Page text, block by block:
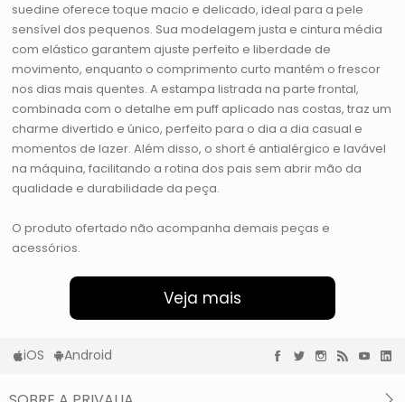
suedine oferece toque macio e delicado, ideal para a pele
sensível dos pequenos. Sua modelagem justa e cintura média
com elástico garantem ajuste perfeito e liberdade de
movimento, enquanto o comprimento curto mantém o frescor
nos dias mais quentes. A estampa listrada na parte frontal,
combinada com o detalhe em puff aplicado nas costas, traz um
charme divertido e único, perfeito para o dia a dia casual e
momentos de lazer. Além disso, o short é antialérgico e lavável
na máquina, facilitando a rotina dos pais sem abrir mão da
qualidade e durabilidade da peça.
O produto ofertado não acompanha demais peças e
acessórios.
Veja mais
iOS Android